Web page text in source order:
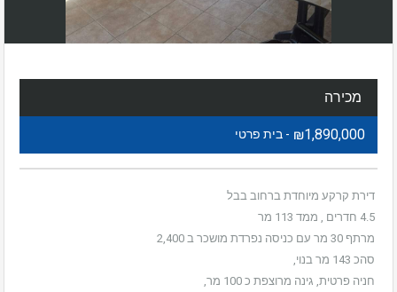
מכירה
₪1,890,000 - בית פרטי
דירת קרקע מיוחדת ברחוב בבל
4.5 חדרים , ממד 113 מר
מרתף 30 מר עם כניסה נפרדת מושכר ב 2,400
סהכ 143 מר בנוי,
חניה פרטית, גינה מרוצפת כ 100 מר,